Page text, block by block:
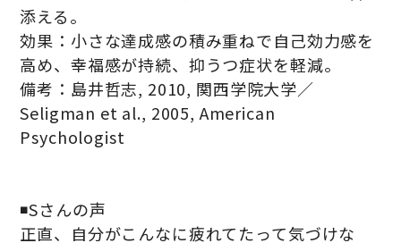
添える。
効果：小さな達成感の積み重ねで自己効力感を
高め、幸福感が持続、抑うつ症状を軽減。
備考：島井哲志, 2010, 関西学院大学／
Seligman et al., 2005, American
Psychologist
◾️Sさんの声
正直、自分がこんなに疲れてたって気づけな